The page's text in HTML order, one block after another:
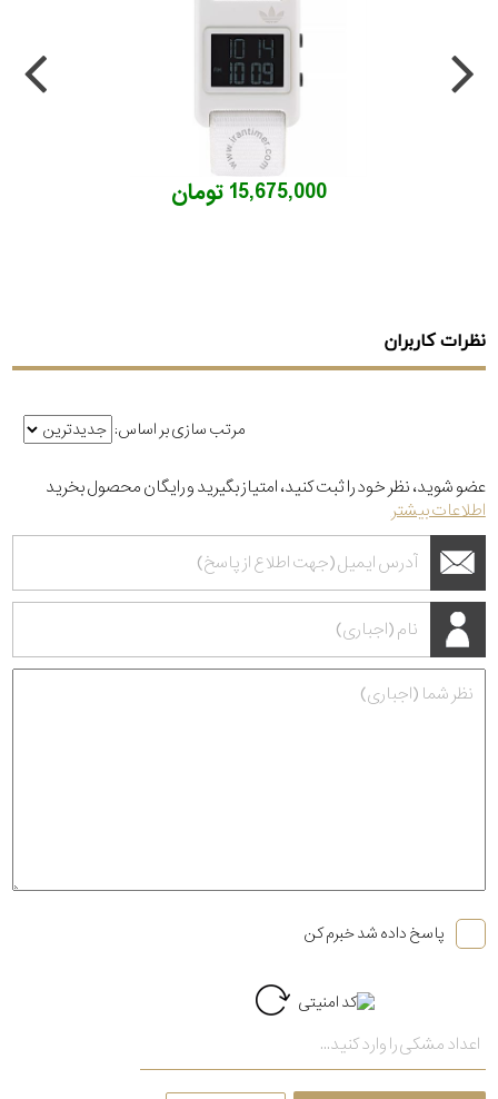
15,675,000 تومان
نظرات کاربران
مرتب سازی بر اساس:
عضو شوید، نظر خود را ثبت کنید، امتیاز بگیرید و رایگان محصول بخرید
اطلاعات بیشتر
پاسخ داده شد خبرم کن